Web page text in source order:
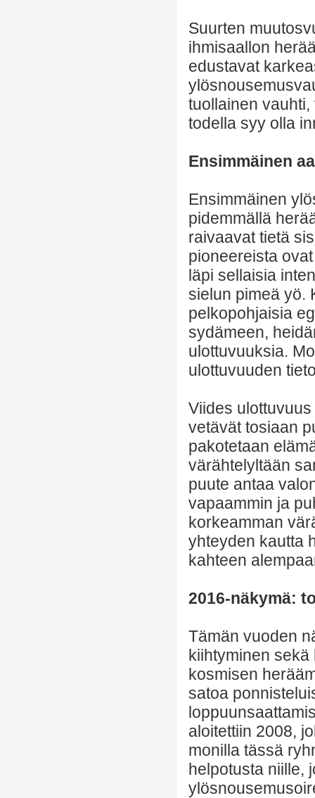
Suurten
ihmisaallon
edustavat
tuollainen
todella syy olla
Ensimmäinen
Ensimmäinen
pidemmällä
raivaavat tietä
pioneereista
läpi sellaisia
sielun pimeä yö.
pelkopohjaisia
sydämeen,
ulottuvuuksia.
ulottuvuuden
Viides
vetävät tosiaan
pakotetaan
värähtelyltään
puute antaa
vapaammin ja
korkeamman
yhteyden kautta
kahteen
2016-näkymä:
Tämän vuoden
kiihtyminen
kosmisen
satoa
aloitettiin 2008,
monilla tässä
helpotusta niille,